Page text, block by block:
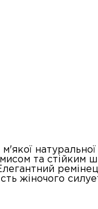
та стійким
жіночого